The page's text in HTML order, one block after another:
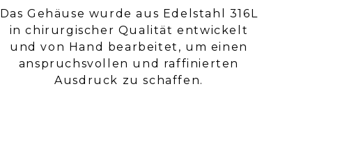
Das Gehäuse wurde aus Edelstahl 316L
in chirurgischer Qualität entwickelt
und von Hand bearbeitet, um einen
anspruchsvollen und raffinierten
Ausdruck zu schaffen.